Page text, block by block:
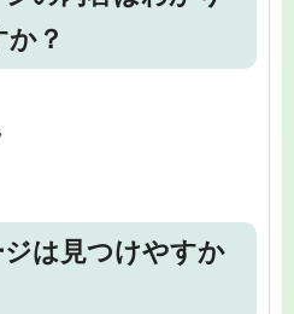
？
は見つけやすか